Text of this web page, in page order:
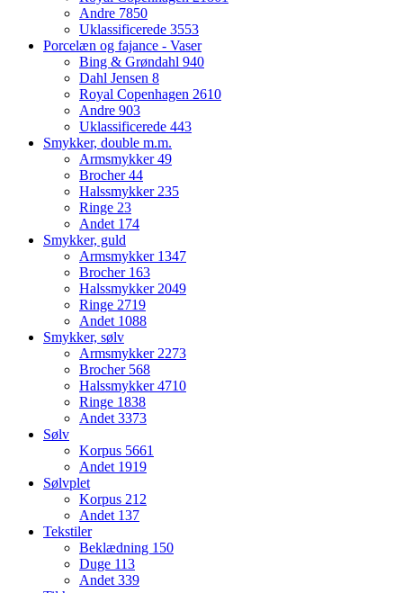
Andre 7850
Uklassificerede 3553
Porcelæn og fajance - Vaser
Bing & Grøndahl 940
Dahl Jensen 8
Royal Copenhagen 2610
Andre 903
Uklassificerede 443
Smykker, double m.m.
Armsmykker49
Brocher44
Halssmykker 235
Ringe 23
Andet 174
Smykker, guld
Armsmykker 1347
Brocher 163
Halssmykker 2049
Ringe 2719
Andet 1088
Smykker, sølv
Armsmykker 2273
Brocher 568
Halssmykker4710
Ringe 1838
Andet 3373
Sølv
Korpus 5661
Andet 1919
Sølvplet
Korpus 212
Andet 137
Tekstiler
Beklædning 150
Duge 113
Andet 339